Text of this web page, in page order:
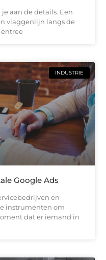
aan de details. Een
vlaggenlijn langs de
entree
INDUSTRIE
Google Ads
en
instrumenten om
dat er iemand in